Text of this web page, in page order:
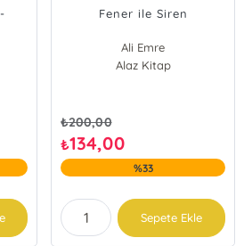
Fener ile Siren
Ali Emre
Alaz Kitap
₺200,00
₺134,00
%33
Sepete Ekle